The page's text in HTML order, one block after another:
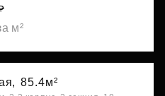
м²
85.4м²